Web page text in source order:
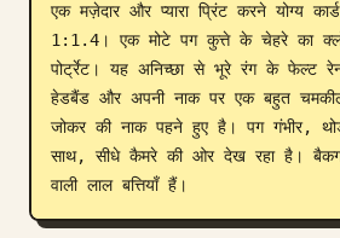
ब्लॉग
अपडेट
एक मज़ेदार और प्यारा प्रिंट करने योग्य
1:1.4। एक मोटे पग कुत्ते के चेहरे का
पोर्ट्रेट। यह अनिच्छा से भूरे रंग के फेल्ट
हेडबैंड और अपनी नाक पर एक बहुत
जोकर की नाक पहने हुए है। पग गंभीर,
साथ, सीधे कैमरे की ओर देख रहा है।
वाली लाल बत्तियाँ हैं।